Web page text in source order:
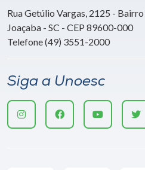
Rua Getúlio Vargas, 2125 -
Joaçaba - SC - CEP 89600-000
Telefone (49) 3551-2000
Siga a Unoesc